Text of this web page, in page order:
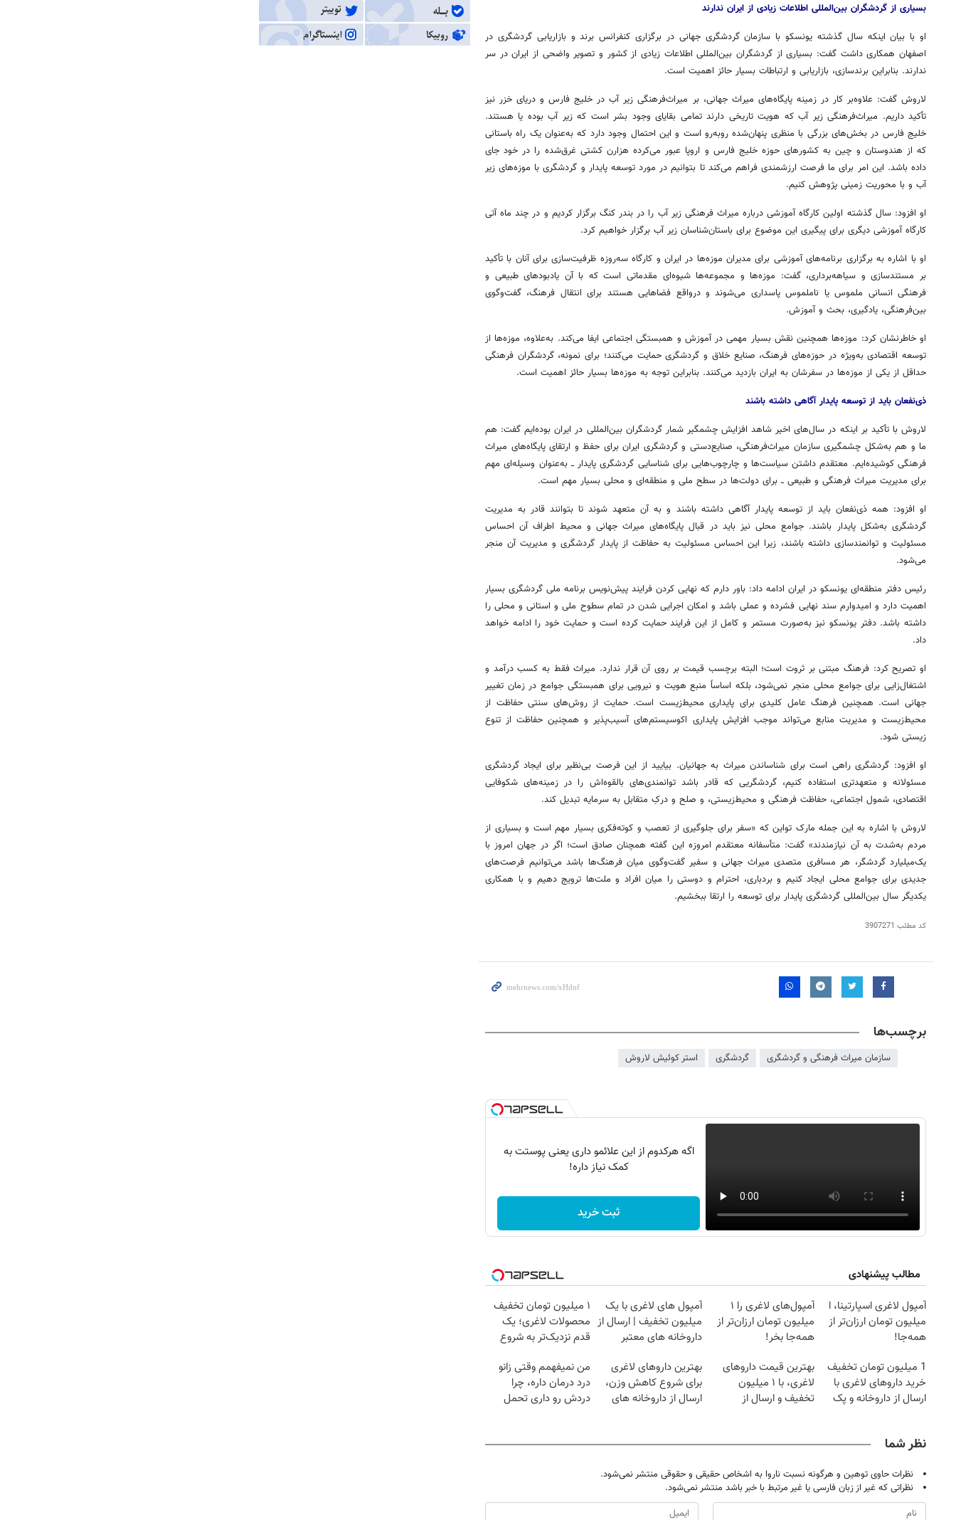
بسیاری از گردشگران بین‌المللی اطلاعات زیادی از ایران ندارند
او با بیان اینکه سال گذشته یونسکو با سازمان گردشگری جهانی در برگزاری کنفرانس برند و بازاریابی گردشگری در
اصفهان همکاری داشت گفت: بسیاری از گردشگران بین‌المللی اطلاعات زیادی از کشور و تصویر واضحی از ایران در سر
ندارند. بنابراین برندسازی، بازاریابی و ارتباطات بسیار حائز اهمیت است.
لاروش گفت: علاوه‌بر کار در زمینه پایگاه‌های میراث جهانی، بر میراث‌فرهنگی زیر آب در خلیج فارس و دریای خزر نیز
تأکید داریم. میراث‌فرهنگی زیر آب که هویت تاریخی دارند تمامی بقایای وجود بشر است که زیر آب بوده یا هستند.
خلیج فارس در بخش‌های بزرگی با منظری پنهان‌شده روبه‌رو است و این احتمال وجود دارد که به‌عنوان یک راه باستانی
که از هندوستان و چین به کشورهای حوزه خلیج فارس و اروپا عبور می‌کرده هزارن کشتی غرق‌شده را در خود جای
داده باشد. این امر برای ما فرصت ارزشمندی فراهم می‌کند تا بتوانیم در مورد توسعه پایدار و گردشگری با موزه‌های زیر
آب و با محوریت زمینی پژوهش کنیم.
او افزود: سال گذشته اولین کارگاه آموزشی درباره میراث فرهنگی زیر آب را در بندر کنگ برگزار کردیم و در چند ماه آتی
کارگاه آموزشی دیگری برای پیگیری این موضوع برای باستان‌شناسان زیر آب برگزار خواهیم کرد.
او با اشاره به برگزاری برنامه‌های آموزشی برای مدیران موزه‌ها در ایران و کارگاه سه‌روزه ظرفیت‌سازی برای آنان با تأکید
بر مستندسازی و سیاهه‌برداری، گفت: موزه‌ها و مجموعه‌ها شیوه‌ای مقدماتی است که با آن یادبودهای طبیعی و
فرهنگی انسانی ملموس یا ناملموس پاسداری می‌شوند و درواقع فضاهایی هستند برای انتقال فرهنگ، گفت‌وگوی
بین‌فرهنگی، یادگیری، بحث و آموزش.
او خاطرنشان کرد: موزه‌ها همچنین نقش بسیار مهمی در آموزش و همبستگی اجتماعی ایفا می‌کند. به‌علاوه، موزه‌ها از
توسعه اقتصادی به‌ویژه در حوزه‌های فرهنگ، صنایع‌ خلاق و گردشگری حمایت می‌کنند؛ برای نمونه، گردشگران فرهنگی
حداقل از یکی از موزه‌ها در سفرشان به ایران بازدید می‌کنند. بنابراین توجه به موزه‌ها بسیار حائز اهمیت است.
ذی‌نفعان باید از توسعه پایدار آگاهی داشته باشند
لاروش با تأکید بر اینکه در سال‌های اخیر شاهد افزایش چشمگیر شمار گردشگران بین‌المللی در ایران بوده‌ایم گفت: هم
ما و هم به‌شکل چشمگیری سازمان میراث‌فرهنگی، صنایع‌دستی و گردشگری ایران برای حفظ و ارتقای پایگاه‌های میراث
فرهنگی کوشیده‌ایم. معتقدم داشتن سیاست‌ها و چارچوب‌هایی برای شناسایی گردشگری پایدار ــ به‌عنوان وسیله‌ای مهم
برای مدیریت میراث فرهنگی و طبیعی ــ برای دولت‌ها در سطح ملی و منطقه‌ای و محلی بسیار مهم است.
او افزود: همه ذی‌نفعان باید از توسعه پایدار آگاهی داشته باشند و به آن متعهد شوند تا بتوانند قادر به مدیریت
گردشگری به‌شکل پایدار باشند. جوامع محلی نیز باید در قبال پایگاه‌های میراث جهانی و محیط اطراف آن احساس
مسئولیت و توانمندسازی داشته باشند، زیرا این احساس مسئولیت به حفاظت از پایدار گردشگری و مدیریت آن منجر
می‌شود.
رئیس دفتر منطقه‌ای یونسکو در ایران ادامه داد: باور دارم که نهایی کردن فرایند پیش‌نویس برنامه ملی گردشگری بسیار
اهمیت دارد و امیدوارم سند نهایی فشرده و عملی باشد و امکان اجرایی شدن در تمام سطوح ملی و استانی و محلی را
داشته باشد. دفتر یونسکو نیز به‌صورت مستمر و کامل از این فرایند حمایت کرده است و حمایت خود را ادامه خواهد
داد.
او تصریح کرد: فرهنگ مبتنی بر ثروت است؛ البته برچسب قیمت بر روی آن قرار ندارد. میراث فقط به کسب درآمد و
اشتغال‌زایی برای جوامع محلی منجر نمی‌شود، بلکه اساساً منبع هویت و نیرویی برای همبستگی جوامع در زمان تغییر
جهانی است. همچنین فرهنگ عامل کلیدی برای پایداری محیط‌زیست است. حمایت از روش‌های سنتی حفاظت از
محیط‌زیست و مدیریت منابع می‌تواند موجب افزایش پایداری اکوسیستم‌های آسیب‌پذیر و همچنین حفاظت از تنوع
زیستی شود.
او افزود: گردشگری راهی است برای شناساندن میراث به جهانیان. بیایید از این فرصت بی‌نظیر برای ایجاد گردشگری
مسئولانه و متعهدتری استفاده کنیم، گردشگریی که قادر باشد توانمندی‌های بالقوه‌اش را در زمینه‌های شکوفایی
اقتصادی، شمول اجتماعی، حفاظت فرهنگی و محیط‌زیستی، و صلح و درکِ متقابل به سرمایه تبدیل کند.
لاروش با اشاره به این جمله مارک تواین که «سفر برای جلوگیری از تعصب و کوته‌فکری بسیار مهم است و بسیاری از
مردم به‌شدت به آن نیازمندند» گفت: متأسفانه معتقدم امروزه این گفته همچنان صادق است؛ اگر در جهان امروز با
یک‌میلیارد گردشگر، هر مسافری متصدی میراث جهانی و سفیر گفت‌وگوی میان فرهنگ‌ها باشد می‌توانیم فرصت‌های
جدیدی برای جوامع محلی ایجاد کنیم و بردباری، احترام و دوستی را میان افراد و ملت‌ها ترویج دهیم و با همکاری
یکدیگر سال بین‌المللی گردشگری پایدار برای توسعه را ارتقا ببخشیم.
کد مطلب 3907271
برچسب‌ها
سازمان میراث فرهنگی و گردشگری گردشگری استر کوئیش لاروش
اگه هرکدوم از این علائمو داری یعنی پوستت به
کمک نیاز داره!
ثبت خرید
مطالب پیشنهادی
آمپول لاغری اسپارتینا، ا
میلیون تومان ارزان‌تر از
همه‌جا!
آمپول‌های لاغری را ۱
میلیون تومان ارزان‌تر از
همه‌جا بخر!
آمپول های لاغری با یک
میلیون تخفیف | ارسال از
داروخانه های معتبر
۱ میلیون تومان تخفیف
محصولات لاغری؛ یک
قدم نزدیک‌تر به شروع
1 میلیون تومان تخفیف
خرید داروهای لاغری با
ارسال از داروخانه و پک
بهترین قیمت داروهای
لاغری، با ۱ میلیون
تخفیف و ارسال از
بهترین داروهای لاغری
برای شروع کاهش وزن،
ارسال از داروخانه های
من نمیفهمم وقتی زانو
درد درمان داره، چرا
دردش رو داری تحمل
نظر شما
نظرات حاوی توهین و هرگونه نسبت ناروا به اشخاص حقیقی و حقوقی منتشر نمی‌شود.
نظراتی که غیر از زبان فارسی یا غیر مرتبط با خبر باشد منتشر نمی‌شود.